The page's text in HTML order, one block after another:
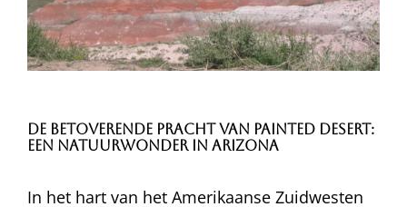
De Betoverende Pracht van Painted Desert:
Een Natuurwonder in Arizona
In het hart van het Amerikaanse Zuidwesten